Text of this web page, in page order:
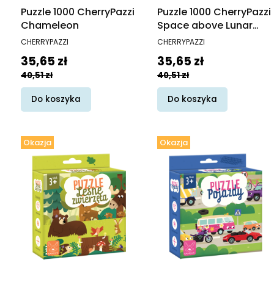
Puzzle 1000 CherryPazzi
Chameleon
PRODUCENT
CHERRYPAZZI
Cena promocyjna
35,65 zł
40,51 zł
Do koszyka
Puzzle 1000 CherryPazzi
Space above Lunar
Horizon
PRODUCENT
CHERRYPAZZI
Cena promocyjna
35,65 zł
40,51 zł
Do koszyka
Okazja Okazja